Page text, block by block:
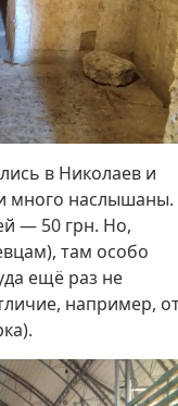
в Николаев и
много наслышаны.
— 50 грн. Но,
там особо
ещё раз не
например,